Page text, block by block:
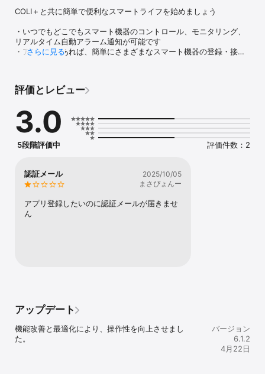
COLI＋と共に簡単で便利なスマートライフを始めましょう
・いつでもどこでもスマート機器のコントロール、モニタリング、
リアルタイム自動アラーム通知が可能です
・アプリ１つあれば、簡単にさまざまなスマート機器の登録・接
・グループ機能を使うと、スマート機器を家族とワンタッチで共有
これまで知らなかったスマートな日常生活
スマート機器と簡単に連動できるCOLI＋アプリをダウンロードしま
しょう！
より便利で快適なスマートライフをCOLI＋がお届けします
HP : https://ctas-iot.com
さらに見る
評価とレビュー
3.0
5段階評価中 評価件数：2
認証メール
2025/10/05
まさぴょんー
アプリ登録したいのに認証メールが届きませ
ん
アップデート
機能改善と最適化により、操作性を向上させまし
た。
バージョン
6.1.2
4月22日